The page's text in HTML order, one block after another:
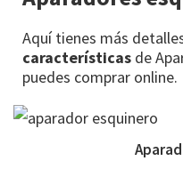
Aquí tienes más
características de
puedes comprar online.